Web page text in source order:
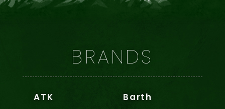
BRANDS
ATK
Barth